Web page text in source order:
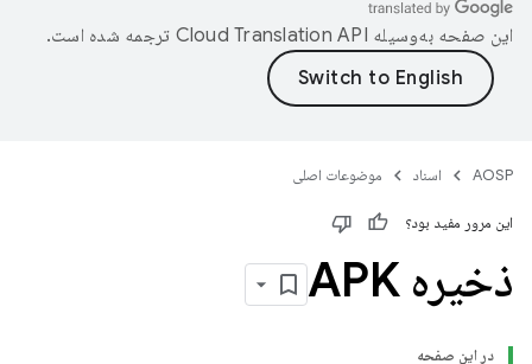
این صفحه به‌وسیله ترجمه شده است.
AOSP اسناد موضوعات اصلی
این مرور مفید بود؟
ذخیره APK
در این صفحه